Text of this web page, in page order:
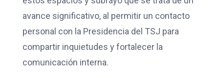
avance significativo, al permitir un contacto
personal con la Presidencia del TSJ para
compartir inquietudes y fortalecer la
comunicación interna.